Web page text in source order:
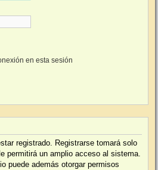
en esta sesión
registrado. Registrarse tomará solo
permitirá un amplio acceso al sistema.
puede además otorgar permisos